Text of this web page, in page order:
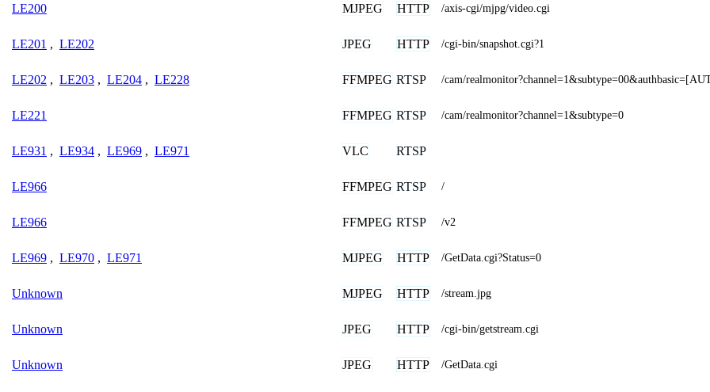
LE200 MJPEG HTTP /axis-cgi/mjpg/video.cgi
LE201 , LE202 JPEG HTTP /cgi-bin/snapshot.cgi?1
LE202 , LE203 , LE204 , LE228 FFMPEG RTSP /cam/
LE221 FFMPEG RTSP /cam/realmonitor?channel=1&subtype=0
LE931 , LE934 , LE969 , LE971 VLC RTSP
LE966 FFMPEG RTSP /
LE966 FFMPEG RTSP /v2
LE969 , LE970 , LE971 MJPEG HTTP /GetData.cgi?Status=0
Unknown MJPEG HTTP /stream.jpg
Unknown JPEG HTTP /cgi-bin/getstream.cgi
Unknown JPEG HTTP /GetData.cgi